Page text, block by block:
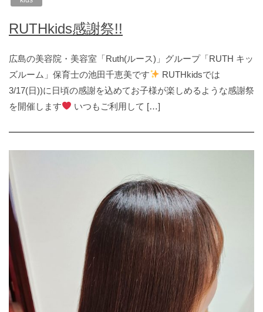
RUTHkids感謝祭!!
広島の美容院・美容室「Ruth(ルース)」グループ「RUTH キッ
ズルーム」保育士の池田千恵美です
RUTHkidsでは
3/17(日))に日頃の感謝を込めてお子様が楽しめるような感謝祭
を開催します
いつもご利用して […]